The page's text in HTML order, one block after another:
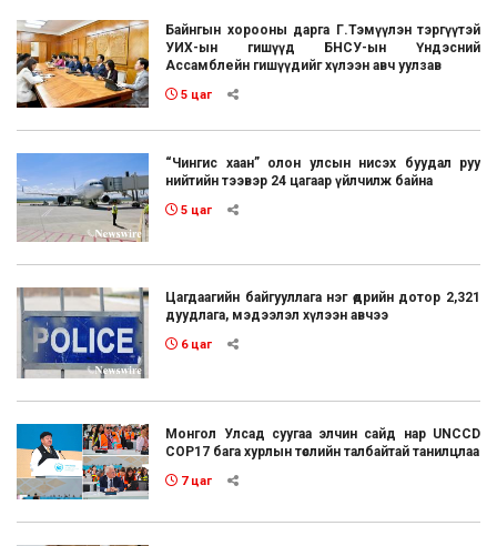
Байнгын хорооны дарга Г.Тэмүүлэн тэргүүтэй
УИХ-ын гишүүд БНСУ-ын Үндэсний
Ассамблейн гишүүдийг хүлээн авч уулзав
5 цаг
“Чингис хаан” олон улсын нисэх буудал руу
нийтийн тээвэр 24 цагаар үйлчилж байна
5 цаг
Цагдаагийн байгууллага нэг өдрийн дотор 2,321
дуудлага, мэдээлэл хүлээн авчээ
6 цаг
Монгол Улсад суугаа элчин сайд нар UNCCD
COP17 бага хурлын төслийн талбайтай танилцлаа
7 цаг